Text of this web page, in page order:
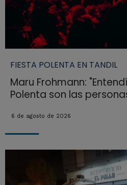
FIESTA POLENTA EN TANDIL
Maru Frohmann:
Polenta son las
6 de agosto de 2026